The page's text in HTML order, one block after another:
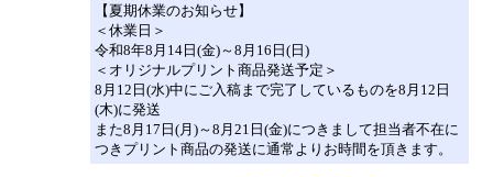
【夏期休業のお知らせ】
＜休業日＞
令和8年8月14日(金)～8月16日(日)
＜オリジナルプリント商品発送予定＞
8月12日(水)中にご入稿まで完了しているものを8月12日
(木)に発送
また8月17日(月)～8月21日(金)につきまして担当者不在に
つきプリント商品の発送に通常よりお時間を頂きます。